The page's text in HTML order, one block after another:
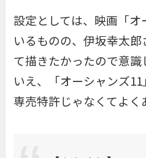
設定としては、映画「
いるものの、伊坂幸太
て描きたかったので意
いえ、「オーシャンズ
専売特許じゃなくてよく